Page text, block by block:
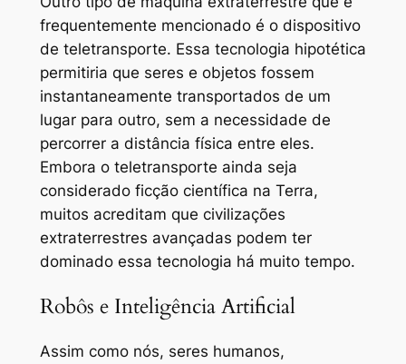
frequentemente mencionado é o dispositivo
de teletransporte. Essa tecnologia hipotética
permitiria que seres e objetos fossem
instantaneamente transportados de um
lugar para outro, sem a necessidade de
percorrer a distância física entre eles.
Embora o teletransporte ainda seja
considerado ficção científica na Terra,
muitos acreditam que civilizações
extraterrestres avançadas podem ter
dominado essa tecnologia há muito tempo.
Robôs e Inteligência Artificial
Assim como nós, seres humanos,